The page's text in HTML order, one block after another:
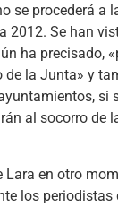
se procederá a
2012. Se han
ha precisado,
la Junta» y
si
al socorro de
Lara en otro
los periodistas